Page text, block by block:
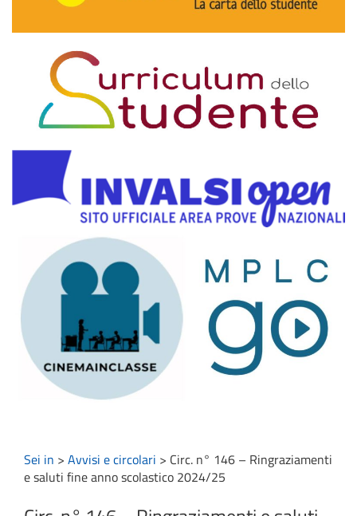
Sei in > Avvisi e circolari > Circ. n° 146 – Ringraziamenti
e saluti fine anno scolastico 2024/25